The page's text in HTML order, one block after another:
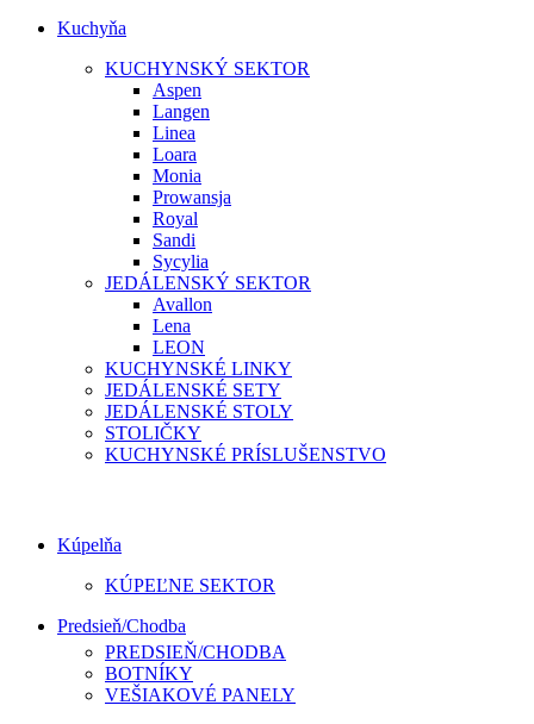
Kuchyňa
KUCHYNSKÝ SEKTOR
Aspen
Langen
Linea
Loara
Monia
Prowansja
Royal
Sandi
Sycylia
JEDÁLENSKÝ SEKTOR
Avallon
Lena
LEON
KUCHYNSKÉ LINKY
JEDÁLENSKÉ SETY
JEDÁLENSKÉ STOLY
STOLIČKY
KUCHYNSKÉ PRÍSLUŠENSTVO
Kúpelňa
KÚPEĽNE SEKTOR
Predsieň/Chodba
PREDSIEŇ/CHODBA
BOTNÍKY
VEŠIAKOVÉ PANELY